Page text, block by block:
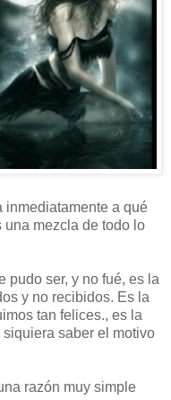
inmediatamente a qué
una mezcla de todo lo
pudo ser, y no fué, es la
y no recibidos. Es la
tan felices., es la
saber el motivo
razón muy simple